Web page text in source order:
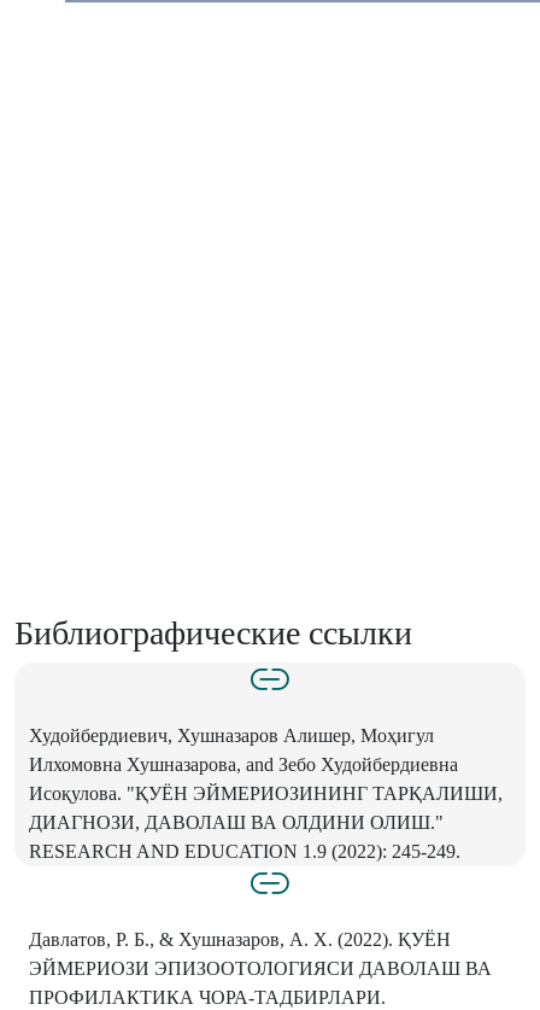
Библиографические ссылки
Худойбердиевич, Хушназаров Алишер, Моҳигул
Илхомовна Хушназарова, and Зебо Худойбердиевна
Исоқулова. "ҚУЁН ЭЙМЕРИОЗИНИНГ ТАРҚАЛИШИ,
ДИАГНОЗИ, ДАВОЛАШ ВА ОЛДИНИ ОЛИШ."
RESEARCH AND EDUCATION 1.9 (2022): 245-249.
Давлатов, Р. Б., & Хушназаров, А. Х. (2022). ҚУЁН
ЭЙМЕРИОЗИ ЭПИЗООТОЛОГИЯСИ ДАВОЛАШ ВА
ПРОФИЛАКТИКА ЧОРА-ТАДБИРЛАРИ.